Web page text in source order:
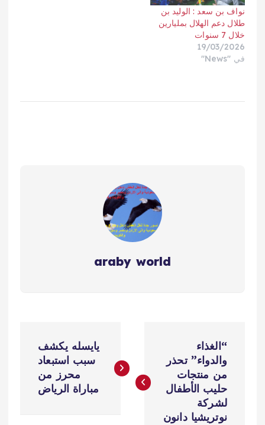
نواف بن سعد : الوليد بن
طلال دعم الهلال بمليارين
خلال 7 سنوات
19/03/2026
في "News"
araby world
ص
“الغذاء
والدواء” تحذر
من منتجات
حليب الأطفال
لشركة
نوتريشيا دانون
يايسله يكشف
سبب استبعاد
محرز من
مباراة الرياض